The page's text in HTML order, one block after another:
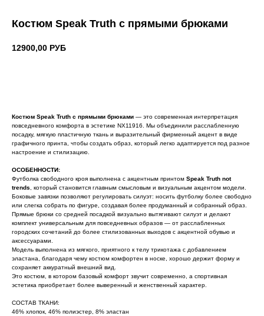
Костюм Speak Truth с прямыми брюками
12900,00 РУБ
Костюм Speak Truth с прямыми брюками — это современная интерпретация
повседневного комфорта в эстетике NX11916. Мы объединили расслабленную
посадку, мягкую пластичную ткань и выразительный фирменный акцент в виде
графичного принта, чтобы создать образ, который легко адаптируется под разное
настроение и стилизацию.
ОСОБЕННОСТИ:
Футболка свободного кроя выполнена с акцентным принтом Speak Truth not
trends , который становится главным смысловым и визуальным акцентом модели.
Боковые завязки позволяют регулировать силуэт: носить футболку более свободно
или слегка собрать по фигуре, создавая более продуманный и собранный образ.
Прямые брюки со средней посадкой визуально вытягивают силуэт и делают
комплект универсальным для повседневных образов — от расслабленных
городских сочетаний до более стилизованных выходов с акцентной обувью и
аксессуарами.
Модель выполнена из мягкого, приятного к телу трикотажа с добавлением
эластана, благодаря чему костюм комфортен в носке, хорошо держит форму и
сохраняет аккуратный внешний вид.
Это костюм, в котором базовый комфорт звучит современно, а спортивная
эстетика приобретает более выверенный и женственный характер.
СОСТАВ ТКАНИ:
46% хлопок, 46% полиэстер, 8% эластан